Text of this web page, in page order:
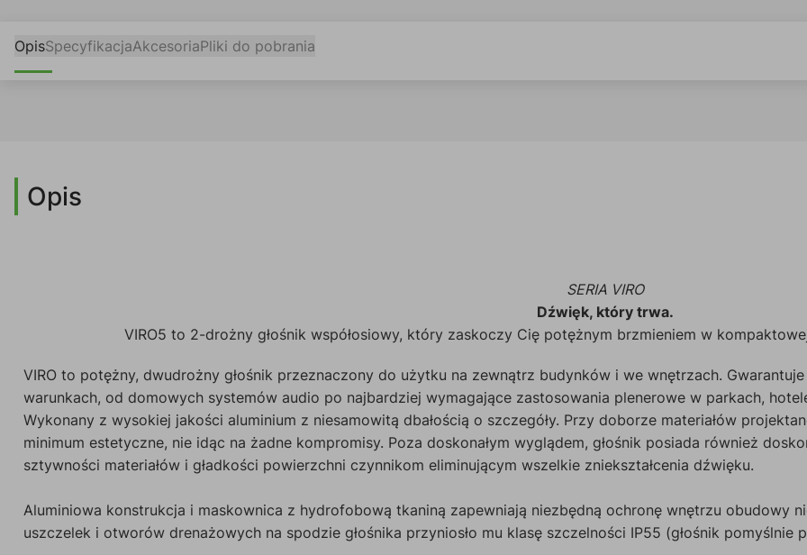
OpisSpecyfikacjaAkcesoriaPliki do pobrania
Opis
SERIA VIRO
Dźwięk, który trwa.
VIRO5 to 2-drożny głośnik współosiowy, który zaskoczy Cię potężnym brzmieniem w
VIRO to potężny, dwudrożny głośnik przeznaczony do użytku na zewnątrz budynków i we wnętrzach.
warunkach, od domowych systemów audio po najbardziej wymagające zastosowania plenerowe w parkach,
Wykonany z wysokiej jakości aluminium z niesamowitą dbałością o szczegóły. Przy doborze materiałów
minimum estetyczne, nie idąc na żadne kompromisy. Poza doskonałym wyglądem, głośnik posiada również
sztywności materiałów i gładkości powierzchni czynnikom eliminującym wszelkie zniekształcenia dźwięku.
Aluminiowa konstrukcja i maskownica z hydrofobową tkaniną zapewniają niezbędną ochronę wnętrzu obudowy
uszczelek i otworów drenażowych na spodzie głośnika przyniosło mu klasę szczelności IP55 (głośnik